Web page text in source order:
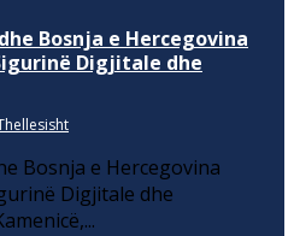
Bosnja e Hercegovina
Digjitale dhe
Bosnja e Hercegovina
Digjitale dhe